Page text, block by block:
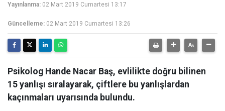
Yayınlanma: 02 Mart 2019 Cumartesi 13:17
Güncelleme: 02 Mart 2019 Cumartesi 13:26
Psikolog Hande Nacar Baş, evlilikte doğru bilinen
15 yanlışı sıralayarak, çiftlere bu yanlışlardan
kaçınmaları uyarısında bulundu.